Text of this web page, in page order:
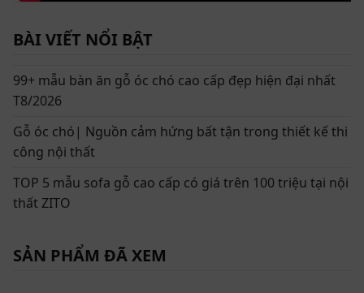
BÀI VIẾT NỔI BẬT
99+ mẫu bàn ăn gỗ óc chó cao cấp đẹp hiện đại nhất
T8/2026
Gỗ óc chó| Nguồn cảm hứng bất tận trong thiết kế thi
công nội thất
TOP 5 mẫu sofa gỗ cao cấp có giá trên 100 triệu tại nội
thất ZITO
SẢN PHẨM ĐÃ XEM